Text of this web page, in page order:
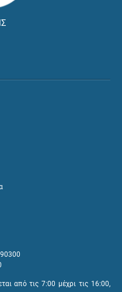
από τις 7:00 μέχρι τις 16:00,